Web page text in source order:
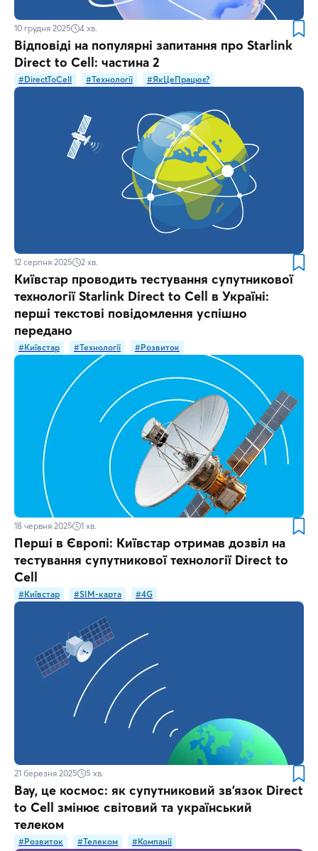
10 грудня 2025 4 хв.
Відповіді на популярні запитання про Starlink
Direct to Cell: частина 2
#DirectToCell #Технології #ЯкЦеПрацює?
12 серпня 2025 2 хв.
Київстар проводить тестування супутникової
технології Starlink Direct to Cell в Україні:
перші текстові повідомлення успішно
передано
#Київстар #Технології #Розвиток
18 червня 2025 1 хв.
Перші в Європі: Київстар отримав дозвіл на
тестування супутникової технології Direct to
Сell
#Київстар #SIM-карта #4G
21 березня 2025 5 хв.
Вау, це космос: як супутниковий зв’язок Direct
to Cell змінює світовий та український
телеком
#Розвиток #Телеком #Компанії